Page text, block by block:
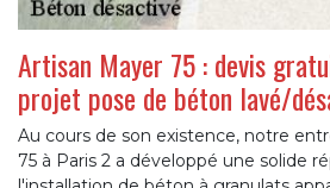
Artisan Mayer 75 : devis
projet pose de béton lavé/
Au cours de son existence, notre
75 à Paris 2 a développé une solide